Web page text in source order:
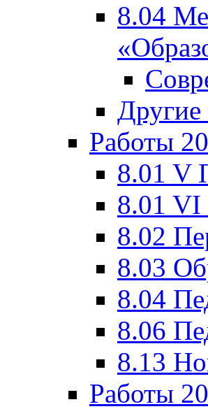
8.04
Другие
Работы
8.01 V
8.01 VI
8.02
8.03
8.04
8.06
8.13
Работы